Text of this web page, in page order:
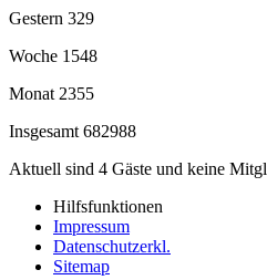
Gestern 329
Woche 1548
Monat 2355
Insgesamt 682988
Aktuell sind 4 Gäste und keine
Hilfsfunktionen
Impressum
Datenschutzerkl.
Sitemap